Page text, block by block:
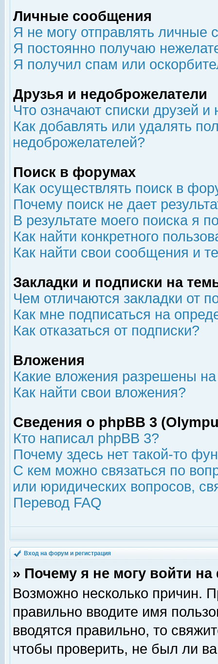
Личные сообщения
Я не могу отправлять личные
Я постоянно получаю
Я получил спам или
Друзья и недоброжелатели
Что означают списки друзей
Как добавлять или удалять
недоброжелателей?
Поиск в форумах
Как осуществлять поиск в
Почему поиск не дает
В результате моего поиска я
Как найти конкретного
Как найти свои сообщения и
Закладки и подписки на
Чем отличаются закладки от
Как мне подписаться на
Как отказаться от подписки?
Вложения
Какие вложения разрешены
Как найти свои вложения?
Сведения о phpBB 3
Кто написал phpBB 3?
Почему здесь нет такой-то
С кем можно связаться по
или юридических вопросов,
Перевод FAQ
Вход на форум и регистрация
» Почему я не могу войти
Возможно несколько причин.
правильно вводите имя
вводятся правильно, то
чтобы проверить, не был ли